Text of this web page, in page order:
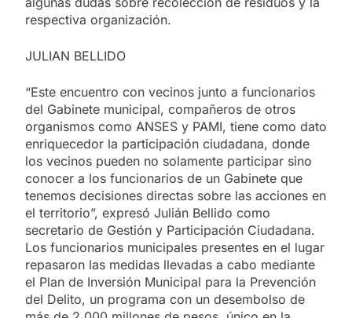
respectiva organización.
JULIAN BELLIDO
“Este encuentro con vecinos junto a funcionarios
del Gabinete municipal, compañeros de otros
organismos como ANSES y PAMI, tiene como dato
enriquecedor la participación ciudadana, donde
los vecinos pueden no solamente participar sino
conocer a los funcionarios de un Gabinete que
tenemos decisiones directas sobre las acciones en
el territorio”, expresó Julián Bellido como
secretario de Gestión y Participación Ciudadana.
Los funcionarios municipales presentes en el lugar
repasaron las medidas llevadas a cabo mediante
el Plan de Inversión Municipal para la Prevención
del Delito, un programa con un desembolso de